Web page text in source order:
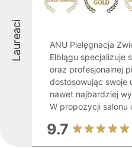
Laureaci
ANU Pielęgnacja
Elblągu specjalizuje
oraz profesjonalnej
dostosowując swoje
nawet najbardziej
W propozycji salonu
9.7